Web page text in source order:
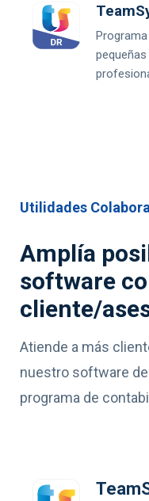
Utilidades
Amplía
software
cliente/
Atiende a más
nuestro software
programa de